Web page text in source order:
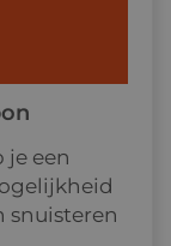
je een
snuisteren